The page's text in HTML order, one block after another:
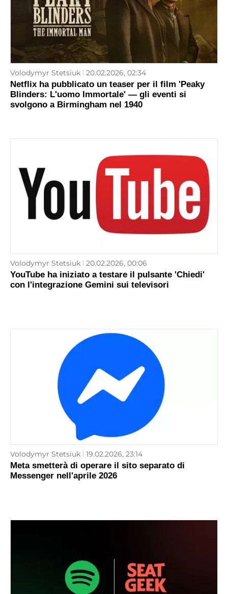
Volodymyr Stetsiuk 20.02.2026, 02:34
Netflix ha pubblicato un teaser per il film 'Peaky
Blinders: L'uomo Immortale' — gli eventi si
svolgono a Birmingham nel 1940
Volodymyr Stetsiuk 20.02.2026, 00:06
YouTube ha iniziato a testare il pulsante 'Chiedi'
con l'integrazione Gemini sui televisori
Volodymyr Stetsiuk 19.02.2026, 23:14
Meta smetterà di operare il sito separato di
Messenger nell'aprile 2026